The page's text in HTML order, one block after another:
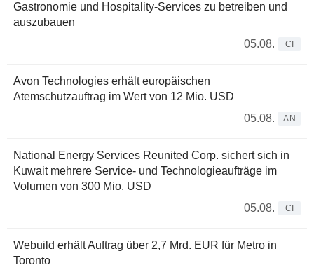
Gastronomie und Hospitality-Services zu betreiben und
auszubauen
05.08.
CI
Avon Technologies erhält europäischen
Atemschutzauftrag im Wert von 12 Mio. USD
05.08.
AN
National Energy Services Reunited Corp. sichert sich in
Kuwait mehrere Service- und Technologieaufträge im
Volumen von 300 Mio. USD
05.08.
CI
Webuild erhält Auftrag über 2,7 Mrd. EUR für Metro in
Toronto